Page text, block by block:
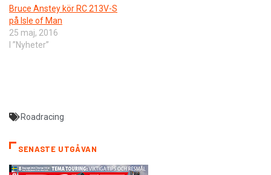
Bruce Anstey kör RC 213V-S
på Isle of Man
25 maj, 2016
I ”Nyheter”
Roadracing
SENASTE UTGÅVAN